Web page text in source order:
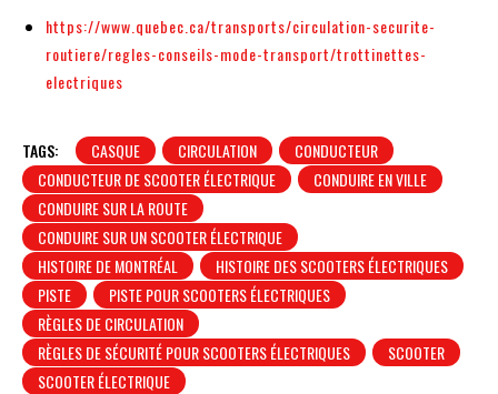
https://www.quebec.ca/transports/circulation-securite-
routiere/regles-conseils-mode-transport/trottinettes-
electriques
TAGS: CASQUE CIRCULATION
CONDUCTEUR
CONDUCTEUR DE SCOOTER ÉLECTRIQUE
CONDUIRE EN VILLE
CONDUIRE SUR LA ROUTE
CONDUIRE SUR UN SCOOTER ÉLECTRIQUE
HISTOIRE DE MONTRÉAL
HISTOIRE DES SCOOTERS ÉLECTRIQUES
PISTE
PISTE POUR SCOOTERS ÉLECTRIQUES
RÈGLES DE CIRCULATION
RÈGLES DE SÉCURITÉ POUR SCOOTERS ÉLECTRIQUES
SCOOTER
SCOOTER ÉLECTRIQUE